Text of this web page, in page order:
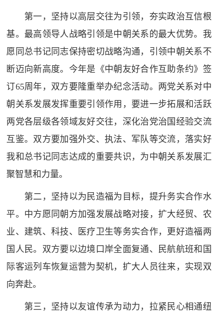
第一，坚持以高层交往为引领，夯实政治互信根
基。最高领导人战略引领是中朝关系的最大优势。我
愿同总书记同志保持密切战略沟通，引领中朝关系不
断迈向新高度。今年是《中朝友好合作互助条约》签
订65周年，双方要隆重举办纪念活动。两党关系对中
朝关系发展发挥重要引领作用，要进一步拓展和活跃
两党各层级各领域友好交往，深化治党治国经验交流
互鉴。双方要加强外交、执法、军队等交流，落实好
我和总书记同志达成的重要共识，为中朝关系发展汇
聚智慧和力量。
第二，坚持以为民造福为目标，提升务实合作水
平。中方愿同朝方加强发展战略对接，扩大经贸、农
业、建筑、科技、医疗卫生等务实合作，更好造福两
国人民。双方要以边境口岸全面复通、民航航班和国
际客运列车恢复运营为契机，扩大人员往来，实现双
向奔赴。
第三，坚持以友谊传承为动力，拉紧民心相通纽